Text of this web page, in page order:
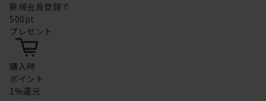
新規会員登録で
500pt
プレゼント
購入時
ポイント
1%還元